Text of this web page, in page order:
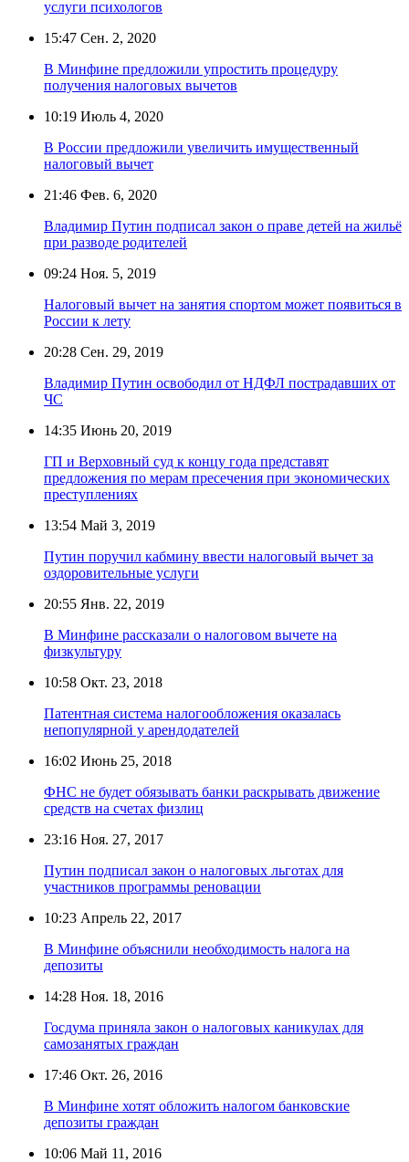
услуги психологов
15:47 Сен. 2, 2020
В Минфине предложили упростить процедуру
получения налоговых вычетов
10:19 Июль 4, 2020
В России предложили увеличить имущественный
налоговый вычет
21:46 Фев. 6, 2020
Владимир Путин подписал закон о праве детей на жильё
при разводе родителей
09:24 Ноя. 5, 2019
Налоговый вычет на занятия спортом может появиться в
России к лету
20:28 Сен. 29, 2019
Владимир Путин освободил от НДФЛ пострадавших от
ЧС
14:35 Июнь 20, 2019
ГП и Верховный суд к концу года представят
предложения по мерам пресечения при экономических
преступлениях
13:54 Май 3, 2019
Путин поручил кабмину ввести налоговый вычет за
оздоровительные услуги
20:55 Янв. 22, 2019
В Минфине рассказали о налоговом вычете на
физкультуру
10:58 Окт. 23, 2018
Патентная система налогообложения оказалась
непопулярной у арендодателей
16:02 Июнь 25, 2018
ФНС не будет обязывать банки раскрывать движение
средств на счетах физлиц
23:16 Ноя. 27, 2017
Путин подписал закон о налоговых льготах для
участников программы реновации
10:23 Апрель 22, 2017
В Минфине объяснили необходимость налога на
депозиты
14:28 Ноя. 18, 2016
Госдума приняла закон о налоговых каникулах для
самозанятых граждан
17:46 Окт. 26, 2016
В Минфине хотят обложить налогом банковские
депозиты граждан
10:06 Май 11, 2016